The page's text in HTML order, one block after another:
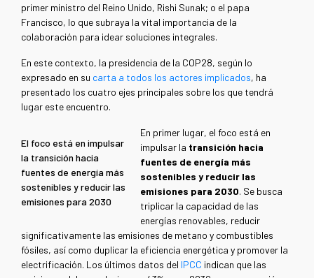
primer ministro del Reino Unido, Rishi Sunak; o el papa
Francisco, lo que subraya la vital importancia de la
colaboración para idear soluciones integrales.
En este contexto, la presidencia de la COP28, según lo
expresado en su carta a todos los actores implicados, ha
presentado los cuatro ejes principales sobre los que tendrá
lugar este encuentro.
El foco está en impulsar
la transición hacia
fuentes de energía más
sostenibles y reducir las
emisiones para 2030
En primer lugar, el foco está en
impulsar la transición hacia
fuentes de energía más
sostenibles y reducir las
emisiones para 2030. Se busca
triplicar la capacidad de las
energías renovables, reducir
significativamente las emisiones de metano y combustibles
fósiles, así como duplicar la eficiencia energética y promover la
electrificación. Los últimos datos del IPCC indican que las